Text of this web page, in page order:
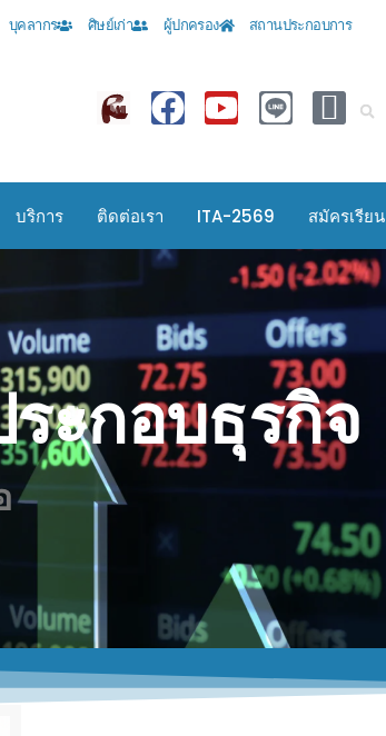
บุคลากร ศิษย์เก่า ผู้ปกครอง สถานประกอบการ
บริการ ติดต่อเรา ITA-2569 สมัครเรียน
ะกอบธุรกิจ